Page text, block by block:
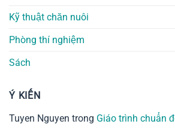
Kỹ thuật chăn nuôi
Phòng thí nghiệm
Sách
Ý KIẾN
Tuyen Nguyen trong Giáo trình chuẩn